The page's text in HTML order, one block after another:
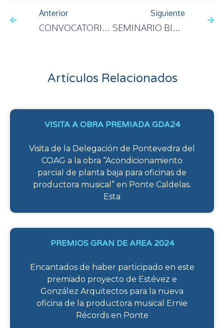
Anterior
CONVOCATORIA 2016: SUBVENCIONES ENERGÍAS RENOVABLES
Siguiente
SEMINARIO BIOGÁS EN GALICIA
Artículos Relacionados
VISITA A OBRA PREMIADA GDA24
Visita de la Delegación de Pontevedra del
COAG a la obra “Acondicionamiento
parcial de planta baja para oficinas de
productora musical” en Ponte Caldelas.
Esta
PREMIOS GRAN DE AREA 2024
Encantados de haber participado en este
premiado proyecto de Estévez e
González Arquitectos para la nueva
oficina de la productora musical Ernie
Récords en Ponte